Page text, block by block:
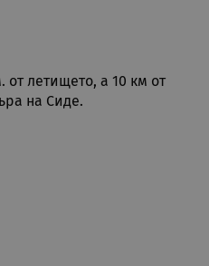
от летището, а 10 км от
на Сиде.